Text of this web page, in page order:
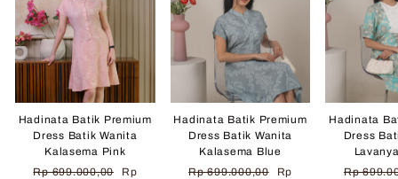
Hadinata Batik Premium
Dress Batik Wanita
Kalasema Pink
Regular
Rp 699.000,00
Sale
Rp
Hadinata Batik Premium
Dress Batik Wanita
Kalasema Blue
Regular
Rp 699.000,00
Sale
Rp
Hadinata
Dress
Regular
Rp